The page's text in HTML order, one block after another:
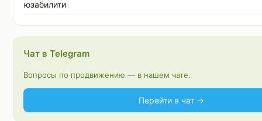
юзабилити
Чат в Telegram
Вопросы по продвижению — в нашем чате.
Перейти в чат →